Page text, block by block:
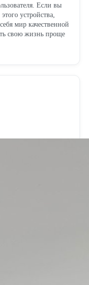
Если вы
устройства,
мир качественной
свою жизнь проще